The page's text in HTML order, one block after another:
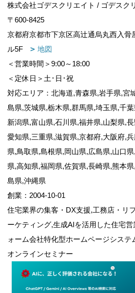
株式会社ゴデスクリエイト / ゴデスク
〒600-8425
京都府京都市下京区高辻通烏丸西入骨
ル5F
地図
＜営業時間＞9:00～18:00
＜定休日＞土･日･祝
対応エリア：北海道,青森県,岩手県,宮
島県,茨城県,栃木県,群馬県,埼玉県,千
新潟県,富山県,石川県,福井県,山梨県,
愛知県,三重県,滋賀県,京都府,大阪府,
県,鳥取県,島根県,岡山県,広島県,山口
県,高知県,福岡県,佐賀県,長崎県,熊本
島県,沖縄県
創業：2004-10-01
住宅業界の集客・DX支援,工務店・リ
ーケティング,生成AIを活用した住宅
ォーム会社特化型ホームページシステ
オンラインセミナー